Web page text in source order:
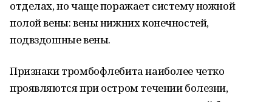
отделах, но чаще поражает систему ножной
полой вены: вены нижних конечностей,
подвздошные вены.
Признаки тромбофлебита наиболее четко
проявляются при остром течении болезни,